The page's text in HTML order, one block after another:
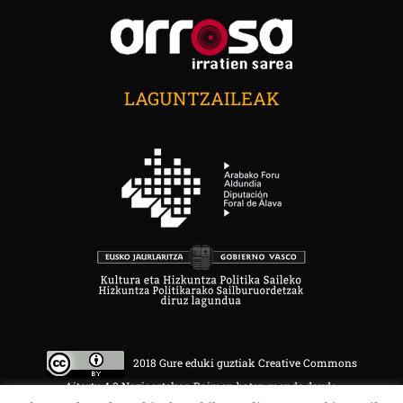
LAGUNTZAILEAK
2018 Gure eduki guztiak Creative Commons
Aitortu 4.0 Nazioartekoa Baimen baten mende daude.